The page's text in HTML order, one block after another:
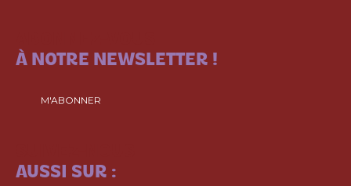
À NOTRE NEWSLETTER !
M'ABONNER
AUSSI SUR :